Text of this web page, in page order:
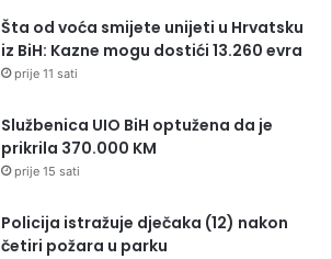
Šta od voća smijete unijeti u Hrvatsku
iz BiH: Kazne mogu dostići 13.260 evra
prije 11 sati
Službenica UIO BiH optužena da je
prikrila 370.000 KM
prije 15 sati
Policija istražuje dječaka (12) nakon
četiri požara u parku